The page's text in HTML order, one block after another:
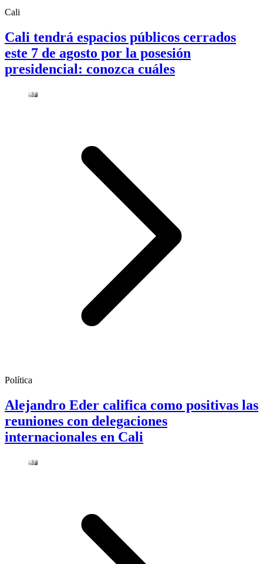
Cali
Cali tendrá espacios públicos cerrados
este 7 de agosto por la posesión
presidencial: conozca cuáles
Política
Alejandro Eder califica como positivas las
reuniones con delegaciones
internacionales en Cali